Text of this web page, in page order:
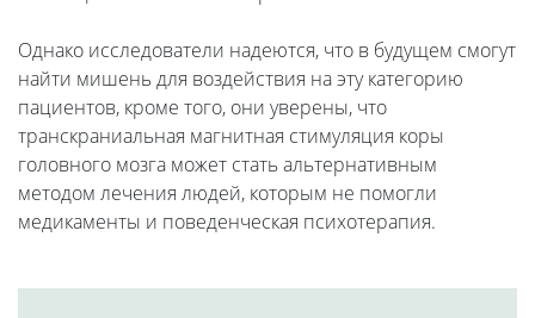
Однако исследователи надеются, что в будущем смогут
найти мишень для воздействия на эту категорию
пациентов, кроме того, они уверены, что
транскраниальная магнитная стимуляция коры
головного мозга может стать альтернативным
методом лечения людей, которым не помогли
медикаменты и поведенческая психотерапия.